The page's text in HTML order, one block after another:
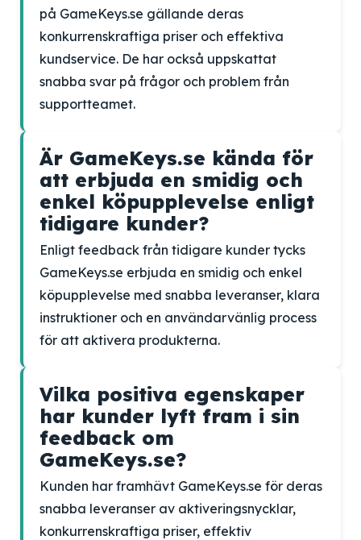
på GameKeys.se gällande deras
konkurrenskraftiga priser och effektiva
kundservice. De har också uppskattat
snabba svar på frågor och problem från
supportteamet.
Är GameKeys.se kända för
att erbjuda en smidig och
enkel köpupplevelse enligt
tidigare kunder?
Enligt feedback från tidigare kunder tycks
GameKeys.se erbjuda en smidig och enkel
köpupplevelse med snabba leveranser, klara
instruktioner och en användarvänlig process
för att aktivera produkterna.
Vilka positiva egenskaper
har kunder lyft fram i sin
feedback om
GameKeys.se?
Kunden har framhävt GameKeys.se för deras
snabba leveranser av aktiveringsnycklar,
konkurrenskraftiga priser, effektiv